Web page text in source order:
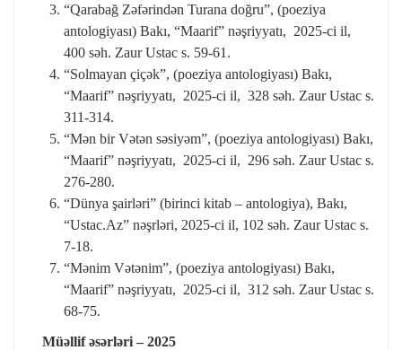
“Qarabağ Zəfərindən Turana doğru”, (poeziya
antologiyası) Bakı, “Maarif” nəşriyyatı, 2025-ci il,
400 səh. Zaur Ustac s. 59-61.
“Solmayan çiçək”, (poeziya antologiyası) Bakı,
“Maarif” nəşriyyatı, 2025-ci il, 328 səh. Zaur Ustac s.
311-314.
“Mən bir Vətən səsiyəm”, (poeziya antologiyası) Bakı,
“Maarif” nəşriyyatı, 2025-ci il, 296 səh. Zaur Ustac s.
276-280.
“Dünya şairləri” (birinci kitab – antologiya), Bakı,
“Ustac.Az” nəşrləri, 2025-ci il, 102 səh. Zaur Ustac s.
7-18.
“Mənim Vətənim”, (poeziya antologiyası) Bakı,
“Maarif” nəşriyyatı, 2025-ci il, 312 səh. Zaur Ustac s.
68-75.
Müəllif əsərləri – 2025